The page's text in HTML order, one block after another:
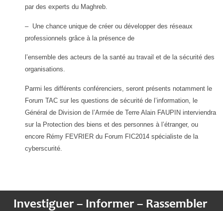
par des experts du Maghreb.
– Une chance unique de créer ou développer des réseaux
professionnels grâce à la présence de
l’ensemble des acteurs de la santé au travail et de la sécurité des
organisations.
Parmi les différents conférenciers, seront présents notamment le
Forum TAC sur les questions de sécurité de l’information, le
Général de Division de l’Armée de Terre Alain FAUPIN interviendra
sur la Protection des biens et des personnes à l’étranger, ou
encore Rémy FEVRIER du Forum FIC2014 spécialiste de la
cyberscurité.
Investiguer – Informer – Rassembler